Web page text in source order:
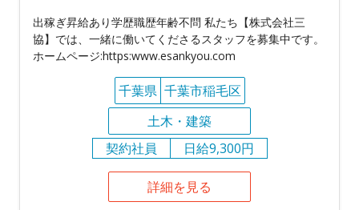
出稼ぎ昇給あり学歴職歴年齢不問 私たち【株式会社三
協】では、一緒に働いてくださるスタッフを募集中です。
ホームページ:https:www.esankyou.com
千葉県 千葉市稲毛区
土木・建築
契約社員
日給9,300円
詳細を見る